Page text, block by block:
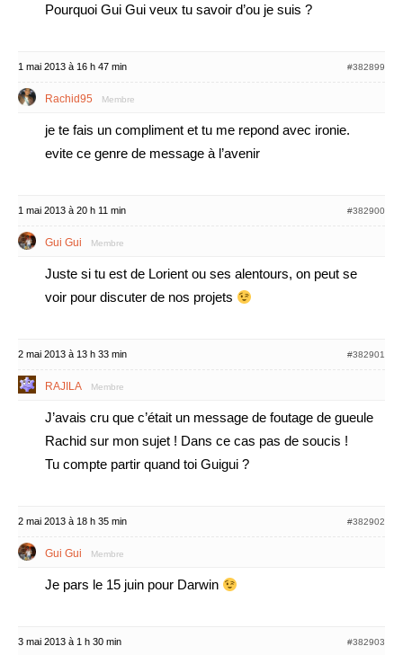
Pourquoi Gui Gui veux tu savoir d’ou je suis ?
1 mai 2013 à 16 h 47 min #382899
Rachid95 Membre
je te fais un compliment et tu me repond avec ironie.
evite ce genre de message à l’avenir
1 mai 2013 à 20 h 11 min #382900
Gui Gui Membre
Juste si tu est de Lorient ou ses alentours, on peut se
voir pour discuter de nos projets
2 mai 2013 à 13 h 33 min #382901
RAJILA Membre
J’avais cru que c’était un message de foutage de gueule
Rachid sur mon sujet ! Dans ce cas pas de soucis !
Tu compte partir quand toi Guigui ?
2 mai 2013 à 18 h 35 min #382902
Gui Gui Membre
Je pars le 15 juin pour Darwin
3 mai 2013 à 1 h 30 min #382903